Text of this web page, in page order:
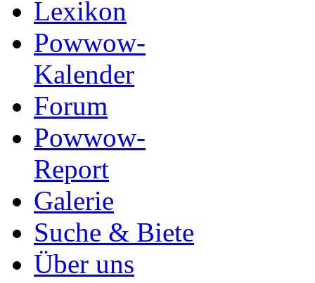
Lexikon
Powwow-
Kalender
Forum
Powwow-
Report
Galerie
Suche & Biete
Über uns